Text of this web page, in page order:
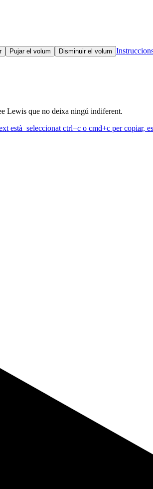
Pujar el volum Disminuir el volum
Lewis que no deixa ningú indiferent.
està seleccionat ctrl+c o cmd+c per copiar,